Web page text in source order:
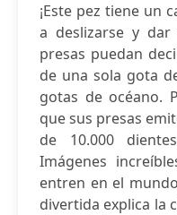
¡Este pez tiene un
a deslizarse y
presas puedan
de una sola gota
gotas de océano.
que sus presas
de 10.000
Imágenes
entren en el
divertida explica la